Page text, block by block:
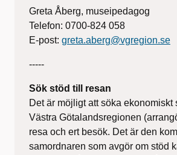
Greta Åberg, museipedagog
Telefon: 0700-824 058
E-post: greta.aberg@vgregion.se
-----
Sök stöd till resan
Det är möjligt att söka ekonomiskt
Västra Götalandsregionen
resa och ert besök. Det är den
samordnaren som avgör om stöd